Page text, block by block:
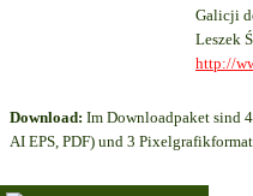
Galicji
Leszek
http://
Download: Im Downloadpaket sind
AI EPS, PDF) und 3